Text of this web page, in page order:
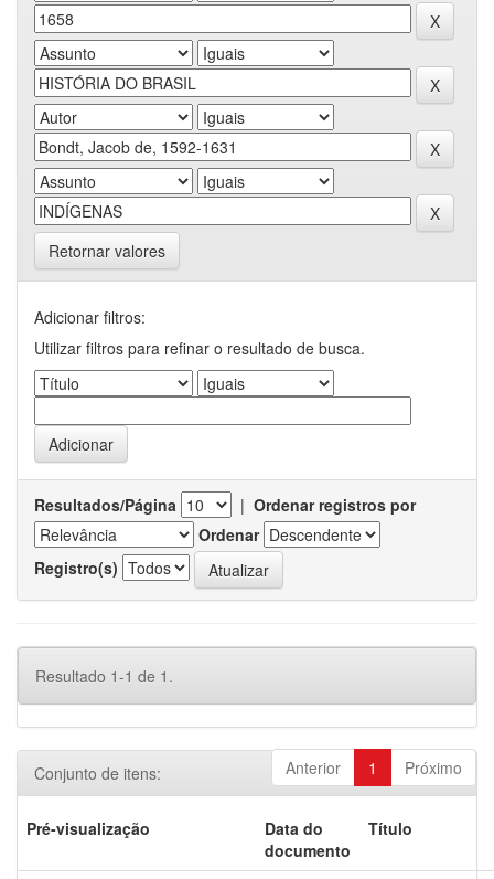
Retornar valores
Adicionar filtros:
Utilizar filtros para refinar o resultado de busca.
Resultados/Página | Ordenar registros por
Ordenar
Registro(s)
Resultado 1-1 de 1.
Anterior 1 Próximo
Conjunto de itens:
Pré-visualização
Data do
documento
Título